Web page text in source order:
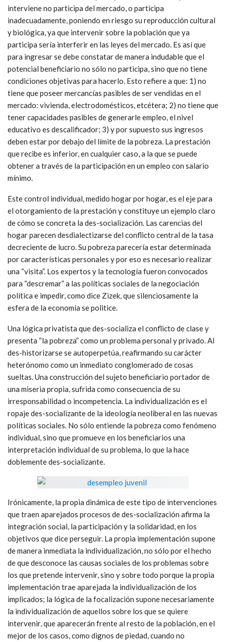
interviene no participa del mercado, o participa
inadecuadamente, poniendo en riesgo su reproducción cultural
y biológica, ya que intervenir sobre la población que ya
participa sería interferir en las leyes del mercado. Es así que
para ingresar se debe constatar de manera indudable que el
potencial beneficiario no sólo no participa, sino que no tiene
condiciones objetivas para hacerlo. Esto refiere a que: 1) no
tiene que poseer mercancías pasibles de ser vendidas en el
mercado: vivienda, electrodomésticos, etcétera; 2) no tiene que
tener capacidades pasibles de generarle empleo, el nivel
educativo es descalificador; 3) y por supuesto sus ingresos
deben estar por debajo del límite de la pobreza. La prestación
que recibe es inferior, en cualquier caso, a la que se puede
obtener a través de la participación en un empleo con salario
mínimo.
Este control individual, medido hogar por hogar, es el eje para
el otorgamiento de la prestación y constituye un ejemplo claro
de cómo se concreta la des-socialización. Las carencias del
hogar parecen desdialectizarse del conflicto central de la tasa
decreciente de lucro. Su pobreza parecería estar determinada
por características personales y por eso es necesario realizar
una “visita”. Los expertos y la tecnología fueron convocados
para “descremar” a las políticas sociales de la negociación
política e impedir, como dice Zizek, que silenciosamente la
esfera de la economía se politice.
Una lógica privatista que des-socializa el conflicto de clase y
presenta “la pobreza” como un problema personal y privado. Al
des-historizarse se autoperpetúa, reafirmando su carácter
heterónomo como un inmediato conglomerado de cosas
sueltas. Una construcción del sujeto beneficiario portador de
una miseria propia, sufrida como consecuencia de su
irresponsabilidad o incompetencia. La individualización es el
ropaje des-socializante de la ideología neoliberal en las nuevas
políticas sociales. No sólo entiende la pobreza como fenómeno
individual, sino que promueve en los beneficiarios una
interpretación individual de su problema, lo que la hace
doblemente des-socializante.
Irónicamente, la propia dinámica de este tipo de intervenciones
que traen aparejados procesos de des-socialización afirma la
integración social, la participación y la solidaridad, en los
objetivos que dice perseguir. La propia implementación supone
de manera inmediata la individualización, no sólo por el hecho
de que desconoce las causas sociales de los problemas sobre
los que pretende intervenir, sino y sobre todo porque la propia
implementación trae aparejada la individualización de los
implicados; la lógica de la focalización supone necesariamente
la individualización de aquellos sobre los que se quiere
intervenir, que aparecerán frente al resto de la población, en el
mejor de los casos, como dignos de piedad, cuando no